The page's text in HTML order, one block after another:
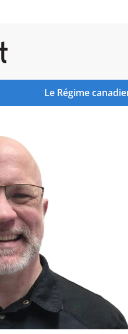
Le Régime